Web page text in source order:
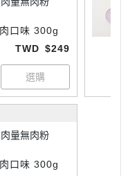
口味 300g
TWD $249
量無肉粉
口味 300g